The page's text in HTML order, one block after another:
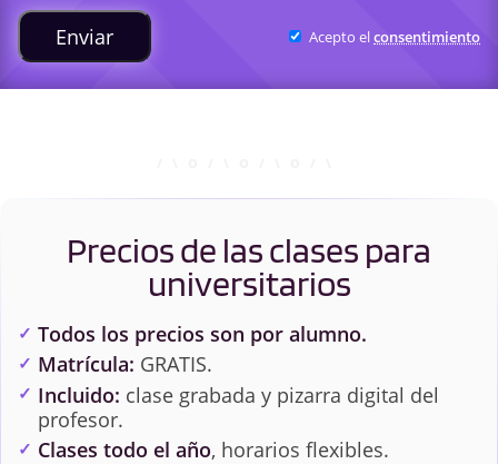
Enviar Acepto elconsentimiento
Precios de las clases para
universitarios
Todos los precios son por alumno.
Matrícula: GRATIS.
Incluido: clase grabada y pizarra digital del
profesor.
Clases todo el año, horarios flexibles.